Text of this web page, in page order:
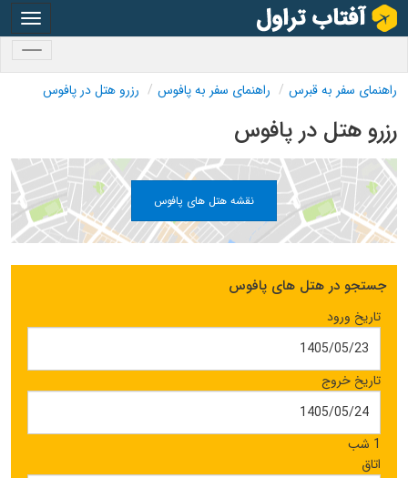
راهنمای سفر به قبرس راهنمای سفر به پافوس رزرو هتل در پافوس
رزرو هتل در پافوس
نقشه هتل های پافوس
جستجو در هتل های پافوس
تاریخ ورود
تاریخ خروج
1 شب
اتاق